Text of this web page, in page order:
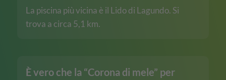
La piscina più vicina è il Lido di Lagundo. Si
trova a circa 5,1 km.
È vero che la “Corona di mele” per